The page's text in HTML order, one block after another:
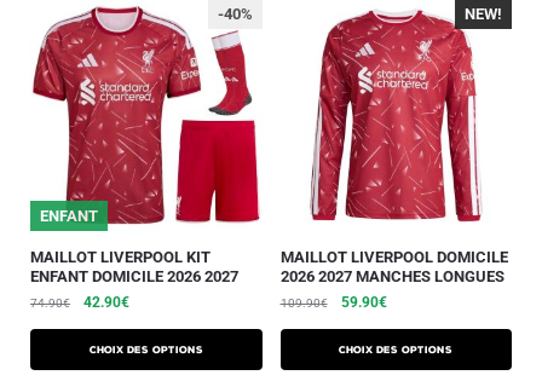
ENFANT
-40%
MAILLOT LIVERPOOL KIT
ENFANT DOMICILE 2026 2027
74.90€ 42.90€
Choix des options
-40%
NEW!
MAILLOT LIVERPOOL DOMICILE
2026 2027 MANCHES LONGUES
109.90€ 59.90€
Choix des options